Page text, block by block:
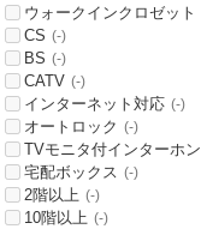
ウォークインクロゼット
CS (-)
BS (-)
CATV (-)
インターネット対応 (-)
オートロック (-)
TVモニタ付インターホン
宅配ボックス (-)
2階以上 (-)
10階以上 (-)